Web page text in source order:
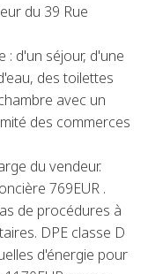
du 39 Rue
: d'un séjour, d'une
des toilettes
avec un
des commerces
du vendeur.
769EUR .
de procédures à
DPE classe D
d'énergie pour